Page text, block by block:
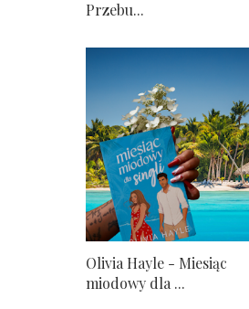
Przebu...
Olivia Hayle - Miesiąc
miodowy dla ...